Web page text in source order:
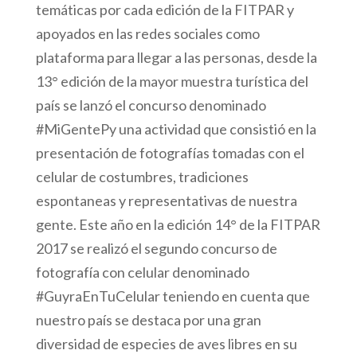
temáticas por cada edición de la FITPAR y
apoyados en las redes sociales como
plataforma para llegar a las personas, desde la
13° edición de la mayor muestra turística del
país se lanzó el concurso denominado
#MiGentePy una actividad que consistió en la
presentación de fotografías tomadas con el
celular de costumbres, tradiciones
espontaneas y representativas de nuestra
gente. Este año en la edición 14° de la FITPAR
2017 se realizó el segundo concurso de
fotografía con celular denominado
#GuyraEnTuCelular teniendo en cuenta que
nuestro país se destaca por una gran
diversidad de especies de aves libres en su